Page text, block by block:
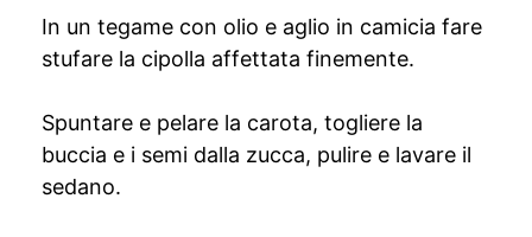
In un tegame con olio e aglio in camicia fare
stufare la cipolla affettata finemente.
Spuntare e pelare la carota, togliere la
buccia e i semi dalla zucca, pulire e lavare il
sedano.